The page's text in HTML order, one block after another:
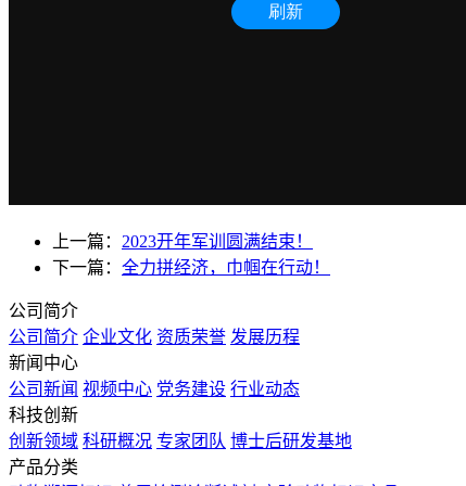
上一篇： 2023开年军训圆满结束！
下一篇： 全力拼经济，巾帼在行动！
公司简介
公司简介 企业文化 资质荣誉 发展历程
新闻中心
公司新闻 视频中心 党务建设 行业动态
科技创新
创新领域 科研概况 专家团队 博士后研发基地
产品分类